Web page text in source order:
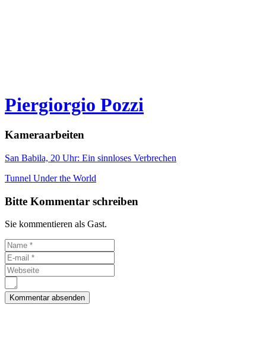
Piergiorgio Pozzi
Kameraarbeiten
San Babila, 20 Uhr: Ein sinnloses Verbrechen
Tunnel Under the World
Bitte Kommentar schreiben
Sie kommentieren als Gast.